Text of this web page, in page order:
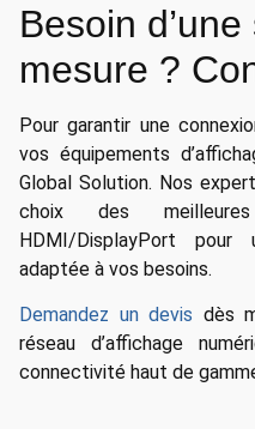
Besoin
mesure ?
Pour garantir une
vos équipements
Global Solution. Nos
choix des
HDMI/DisplayPort
adaptée à vos besoins.
Demandez un devis dès
réseau d’affichage
connectivité haut de